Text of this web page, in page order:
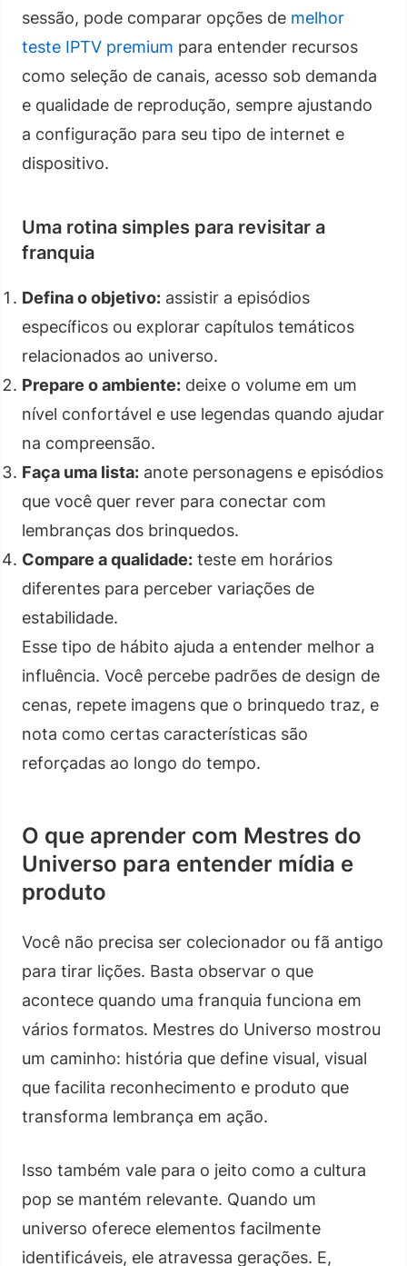
sessão, pode comparar opções de melhor
teste IPTV premium para entender recursos
como seleção de canais, acesso sob demanda
e qualidade de reprodução, sempre ajustando
a configuração para seu tipo de internet e
dispositivo.
Uma rotina simples para revisitar a
franquia
Defina o objetivo: assistir a episódios
específicos ou explorar capítulos temáticos
relacionados ao universo.
Prepare o ambiente: deixe o volume em um
nível confortável e use legendas quando ajudar
na compreensão.
Faça uma lista: anote personagens e episódios
que você quer rever para conectar com
lembranças dos brinquedos.
Compare a qualidade: teste em horários
diferentes para perceber variações de
estabilidade.
Esse tipo de hábito ajuda a entender melhor a
influência. Você percebe padrões de design de
cenas, repete imagens que o brinquedo traz, e
nota como certas características são
reforçadas ao longo do tempo.
O que aprender com Mestres do
Universo para entender mídia e
produto
Você não precisa ser colecionador ou fã antigo
para tirar lições. Basta observar o que
acontece quando uma franquia funciona em
vários formatos. Mestres do Universo mostrou
um caminho: história que define visual, visual
que facilita reconhecimento e produto que
transforma lembrança em ação.
Isso também vale para o jeito como a cultura
pop se mantém relevante. Quando um
universo oferece elementos facilmente
identificáveis, ele atravessa gerações. E,